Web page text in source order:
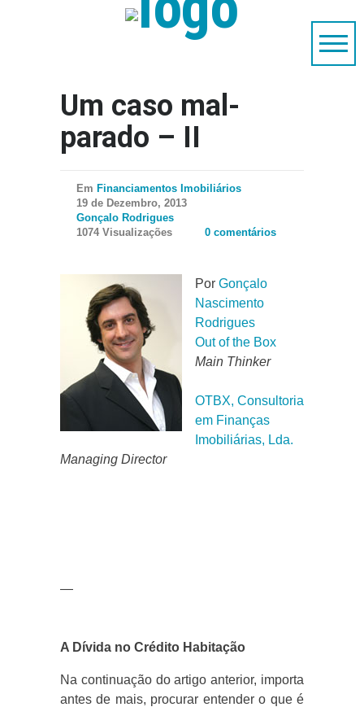
Um caso mal-
parado – II
Em Financiamentos Imobiliários
19 de Dezembro, 2013
Gonçalo Rodrigues
1074 Visualizações
0 comentários
Por Gonçalo
Nascimento
Rodrigues
Out of the Box
Main Thinker
OTBX, Consultoria
em Finanças
Imobiliárias, Lda.
Managing Director
—
A Dívida no Crédito Habitação
Na continuação do artigo anterior, importa
antes de mais, procurar entendero que é